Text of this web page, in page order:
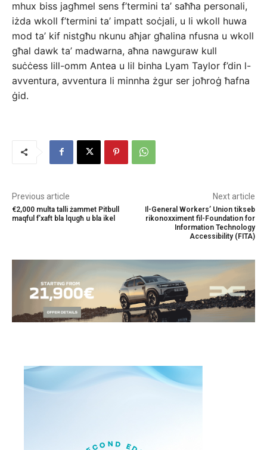
mhux biss jagħmel sens f’termini ta’ saħħa personali,
iżda wkoll f’termini ta’ impatt soċjali, u li wkoll huwa
mod ta’ kif nistgħu nkunu aħjar għalina nfusna u wkoll
għal dawk ta’ madwarna, aħna nawguraw kull
suċċess lill-omm Antea u lil binha Lyam Taylor f’din l-
avventura, avventura li minnha żgur ser joħroġ ħafna
ġid.
Previous article
€2,000 multa talli żammet Pitbull
maqful f’xaft bla lqugħ u bla ikel
Next article
Il-General Workers’ Union tikseb
rikonoxximent fil-Foundation for
Information Technology
Accessibility (FITA)